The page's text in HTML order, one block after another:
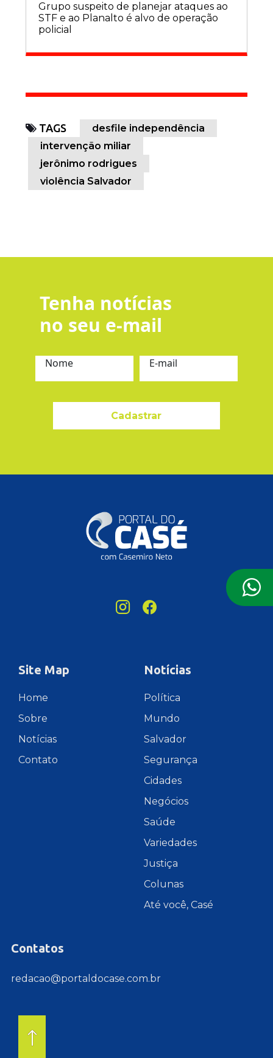
Grupo suspeito de planejar ataques ao
STF e ao Planalto é alvo de operação
policial
TAGS
desfile independência
intervenção miliar
jerônimo rodrigues
violência Salvador
Tenha notícias
no seu e-mail
Nome E-mail
Cadastrar
Site Map
Home
Sobre
Notícias
Contato
Notícias
Política
Mundo
Salvador
Segurança
Cidades
Negócios
Saúde
Variedades
Justiça
Colunas
Até você, Casé
Contatos
redacao@portaldocase.com.br